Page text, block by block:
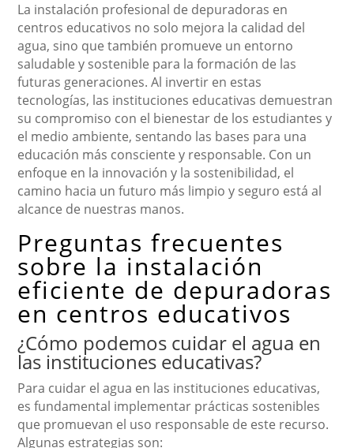
La instalación profesional de depuradoras en
centros educativos no solo mejora la calidad del
agua, sino que también promueve un entorno
saludable y sostenible para la formación de las
futuras generaciones. Al invertir en estas
tecnologías, las instituciones educativas demuestran
su compromiso con el bienestar de los estudiantes y
el medio ambiente, sentando las bases para una
educación más consciente y responsable. Con un
enfoque en la innovación y la sostenibilidad, el
camino hacia un futuro más limpio y seguro está al
alcance de nuestras manos.
Preguntas frecuentes
sobre la instalación
eficiente de depuradoras
en centros educativos
¿Cómo podemos cuidar el agua en
las instituciones educativas?
Para cuidar el agua en las instituciones educativas,
es fundamental implementar prácticas sostenibles
que promuevan el uso responsable de este recurso.
Algunas estrategias son: